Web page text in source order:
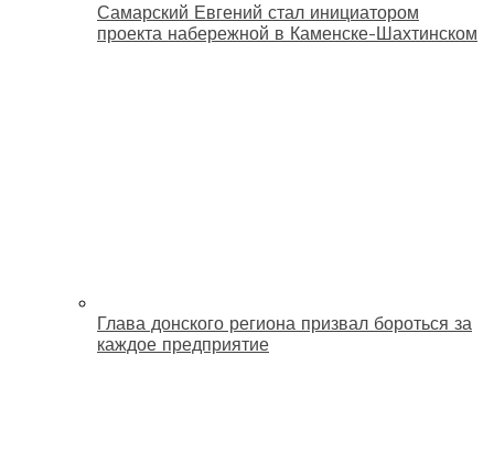
Самарский Евгений стал инициатором
проекта набережной в Каменске-Шахтинском
Глава донского региона призвал бороться за
каждое предприятие